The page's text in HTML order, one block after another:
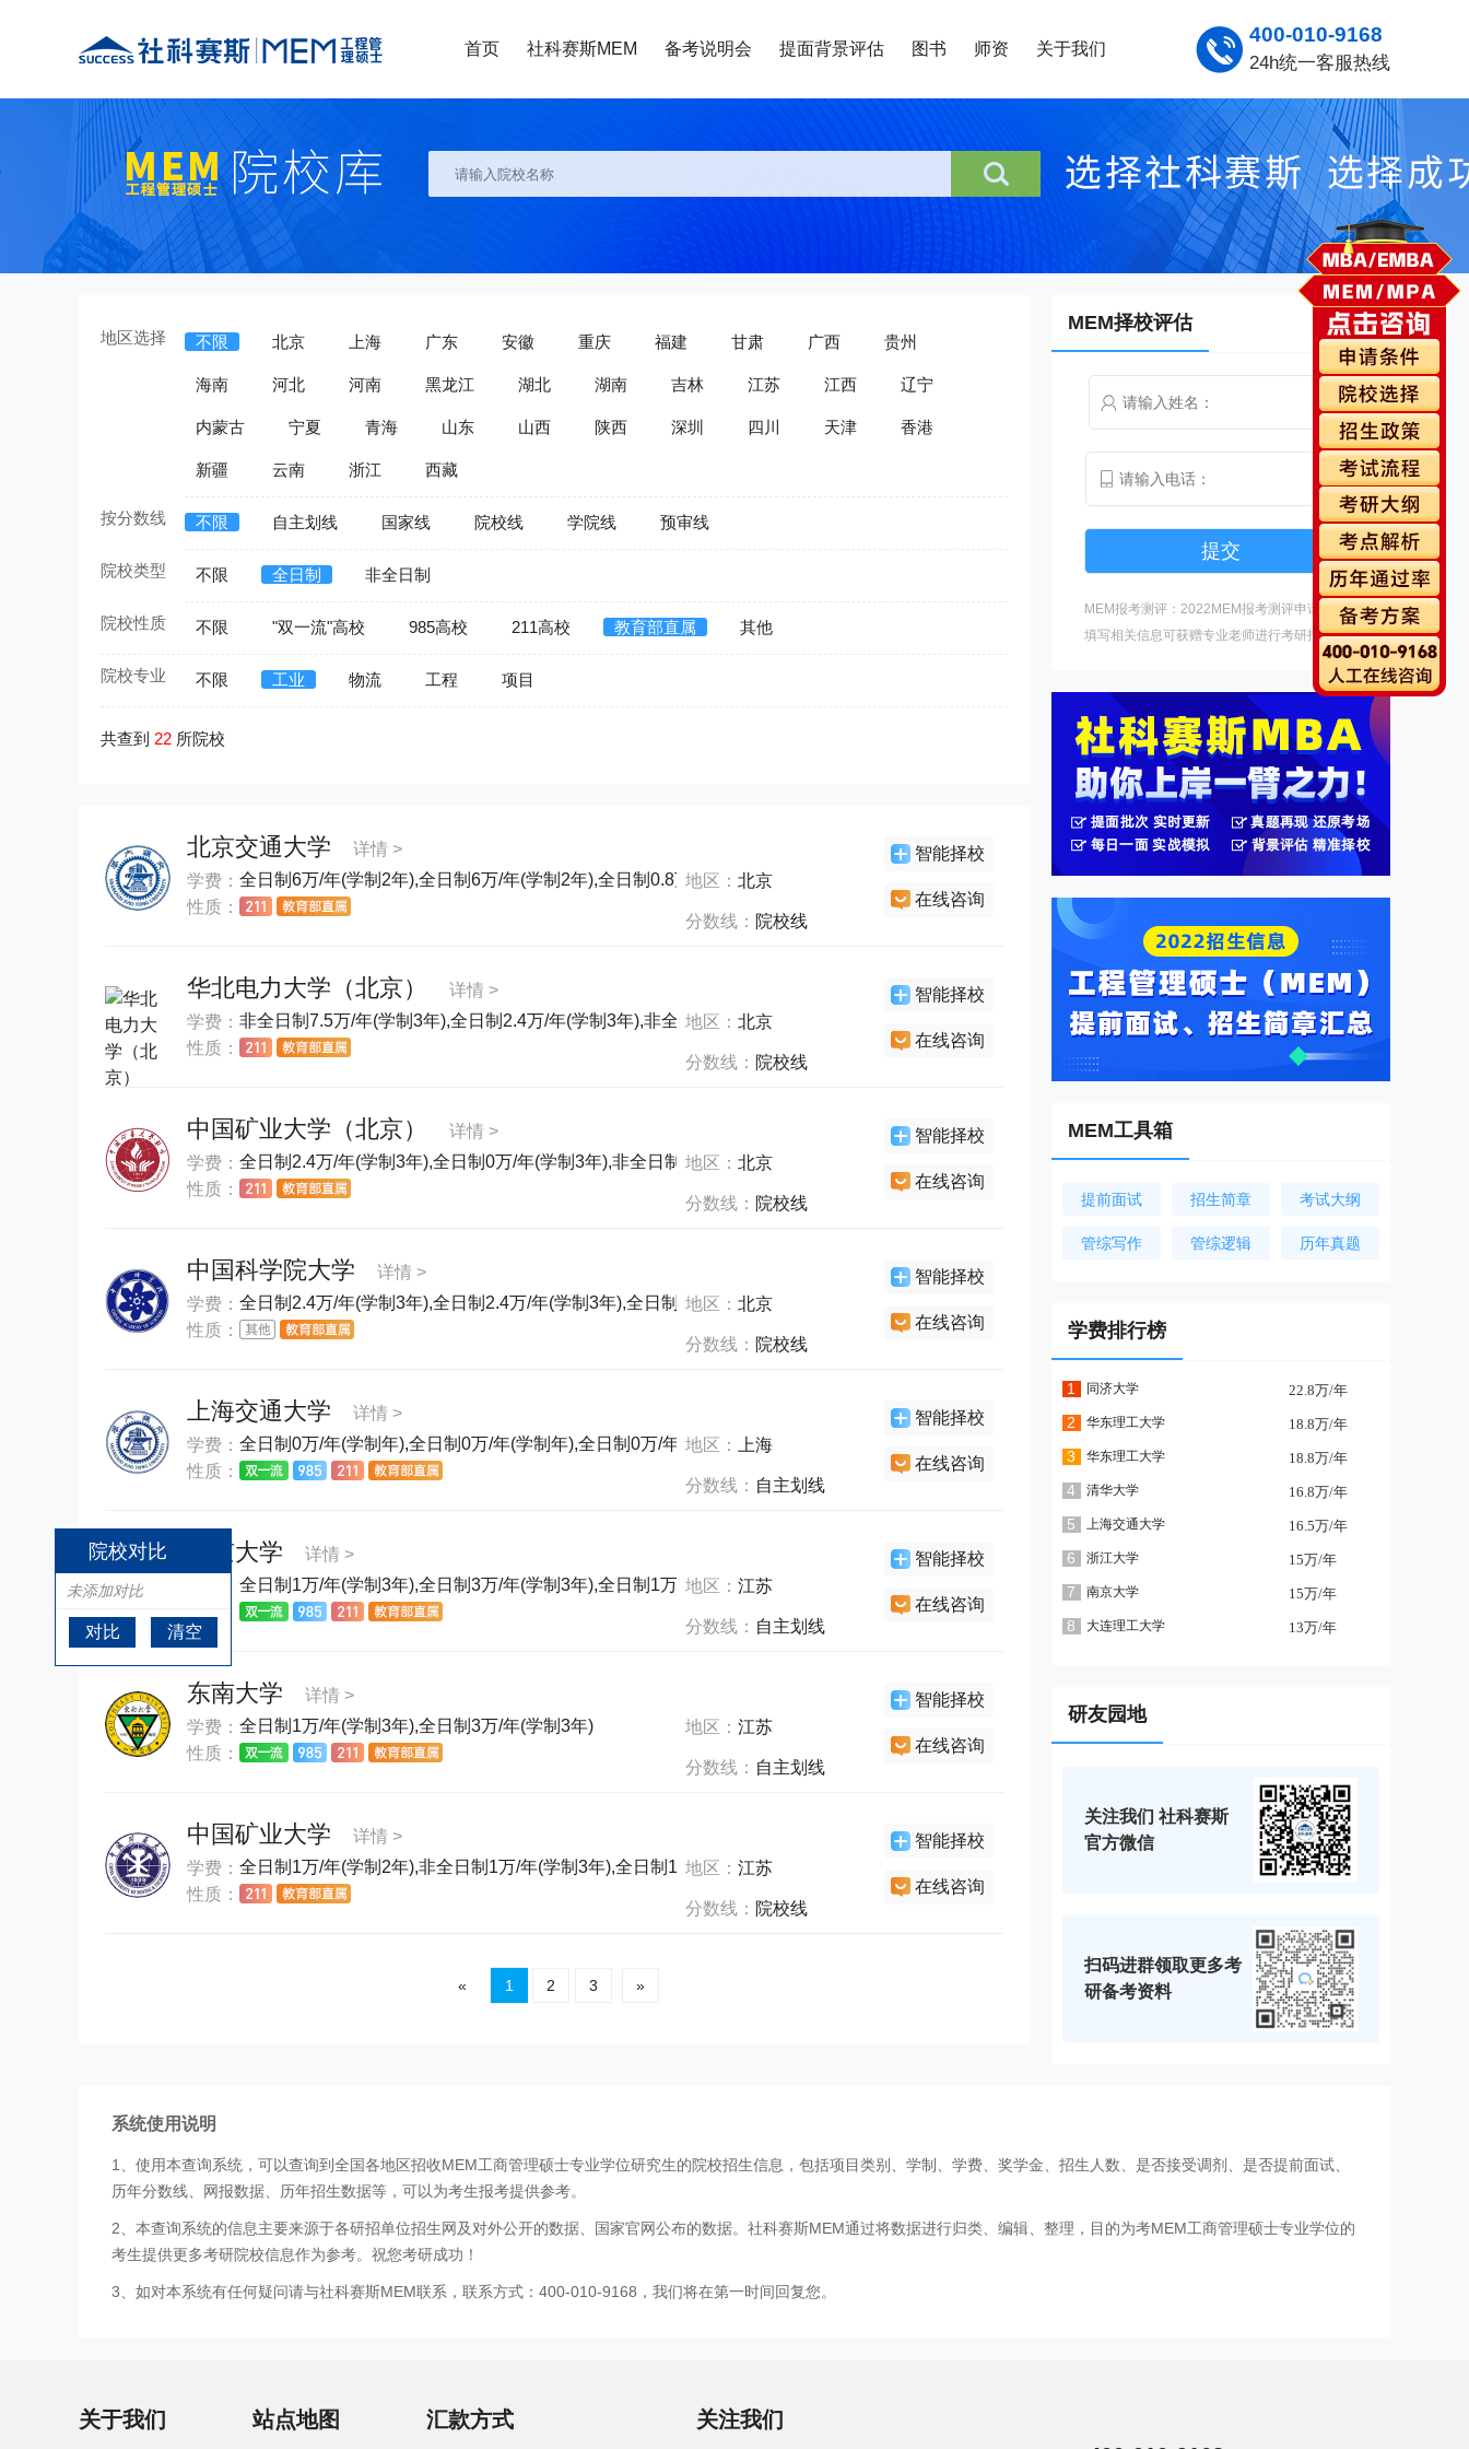
首页 社科赛斯MEM 备考说明会 提面背景评估 图书 师资 关于我们
400-010-9168
24h统一客服热线
地区选择 不限 北京 上海 广东 安徽 重庆 福建 甘肃 广西 贵州
海南 河北 河南 黑龙江 湖北 湖南 吉林 江苏 江西 辽宁
内蒙古 宁夏 青海 山东 山西 陕西 深圳 四川 天津 香港
新疆 云南 浙江 西藏
按分数线 不限 自主划线 国家线 院校线 学院线 预审线
院校类型 不限 全日制 非全日制
院校性质 不限 "双一流"高校 985高校 211高校 教育部直属 其他
院校专业 不限 工业 物流 工程 项目
共查到 22 所院校
北京交通大学
详情 >
学费： 全日制6万/年(学制2年),全日制6万/年(学制2年),全日制0.8万/年(学制2年),全日制3万/年(学制3年)
性质：
地区： 北京
分数线： 院校线
智能择校
在线咨询
华北电力大学（北京）
详情 >
学费： 非全日制7.5万/年(学制3年),全日制2.4万/年(学制3年),非全日制7.5万/年(学制3年),非全日制2.5万/年(学制3年),全日制0.8万/年(学制3年),非全日制2.5万/年(学制3
性质：
地区： 北京
分数线： 院校线
智能择校
在线咨询
中国矿业大学（北京）
详情 >
学费： 全日制2.4万/年(学制3年),全日制0万/年(学制3年),非全日制0万/年(学制3年),全日制1.2万/年(学制3年),全日制1.2万/年(学制3年)
性质：
地区： 北京
分数线： 院校线
智能择校
在线咨询
中国科学院大学
详情 >
学费： 全日制2.4万/年(学制3年),全日制2.4万/年(学制3年),全日制0.8万/年(学制年),全日制0.8万/年(学制3年),全日制0.8万/年(学制3年)
性质：
地区： 北京
分数线： 院校线
智能择校
在线咨询
上海交通大学
详情 >
学费： 全日制0万/年(学制年),全日制0万/年(学制年),全日制0万/年(学制年),全日制0.6万/年(学制年),全日制0万/年(学制2.5年)
性质：
地区： 上海
分数线： 自主划线
智能择校
在线咨询
南京大学
详情 >
全日制1万/年(学制3年),全日制3万/年(学制3年),全日制1万/年(学制3年),全日制1万/年(学制3年)
地区： 江苏
分数线： 自主划线
智能择校
在线咨询
东南大学
详情 >
学费： 全日制1万/年(学制3年),全日制3万/年(学制3年)
性质：
地区： 江苏
分数线： 自主划线
智能择校
在线咨询
中国矿业大学
详情 >
学费： 全日制1万/年(学制2年),非全日制1万/年(学制3年),全日制1万/年(学制2年),全日制1万/年(学制3年),全日制2万/年(学制2年),非全日制3万/年(学制3年),全日制1万/
性质：
地区： 江苏
分数线： 院校线
智能择校
在线咨询
« 1 2 3 »
MEM择校评估
MEM报考测评：2022MEM报考测评申请中，
填写相关信息可获赠专业老师进行考研指导。
MEM工具箱
提前面试 招生简章 考试大纲
管综写作 管综逻辑 历年真题
学费排行榜
1 同济大学 22.8万/年
2 华东理工大学 18.8万/年
3 华东理工大学 18.8万/年
4 清华大学 16.8万/年
5 上海交通大学 16.5万/年
6 浙江大学 15万/年
7 南京大学 15万/年
8 大连理工大学 13万/年
研友园地
关注我们 社科赛斯
官方微信
扫码进群领取更多考
研备考资料
系统使用说明
1、使用本查询系统，可以查询到全国各地区招收MEM工商管理硕士专业学位研究生的院校招生信息，包括项目类别、学制、学费、奖学金、招生人数、是否接受调剂、是否提前面试、
历年分数线、网报数据、历年招生数据等，可以为考生报考提供参考。
2、本查询系统的信息主要来源于各研招单位招生网及对外公开的数据、国家官网公布的数据。社科赛斯MEM通过将数据进行归类、编辑、整理，目的为考MEM工商管理硕士专业学位的
考生提供更多考研院校信息作为参考。祝您考研成功！
3、如对本系统有任何疑问请与社科赛斯MEM联系，联系方式：400-010-9168，我们将在第一时间回复您。
院校对比
未添加对比
对比 清空
关于我们 站点地图 汇款方式
关注我们